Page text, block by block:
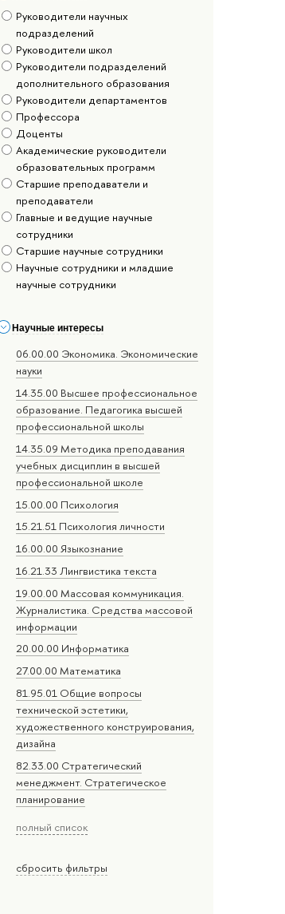
Руководители научных
подразделений
Руководители школ
Руководители подразделений
дополнительного образования
Руководители департаментов
Профессора
Доценты
Академические руководители
образовательных программ
Старшие преподаватели и
преподаватели
Главные и ведущие научные
сотрудники
Старшие научные сотрудники
Научные сотрудники и младшие
научные сотрудники
Научные интересы
06.00.00 Экономика. Экономические
науки
14.35.00 Высшее профессиональное
образование. Педагогика высшей
профессиональной школы
14.35.09 Методика преподавания
учебных дисциплин в высшей
профессиональной школе
15.00.00 Психология
15.21.51 Психология личности
16.00.00 Языкознание
16.21.33 Лингвистика текста
19.00.00 Массовая коммуникация.
Журналистика. Средства массовой
информации
20.00.00 Информатика
27.00.00 Математика
81.95.01 Общие вопросы
технической эстетики,
художественного конструирования,
дизайна
82.33.00 Стратегический
менеджмент. Стратегическое
планирование
полный список
сбросить фильтры